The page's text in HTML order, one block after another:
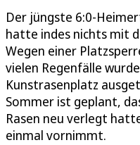
Der jüngste 6:0-
hatte indes nichts mit
Wegen einer
vielen Regenfälle
Kunstrasenplatz
Sommer ist geplant,
Rasen neu verlegt
einmal vornimmt.